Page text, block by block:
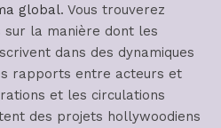
global. Vous trouverez
sur la manière dont les
dans des dynamiques
rapports entre acteurs et
et les circulations
des projets hollywoodiens